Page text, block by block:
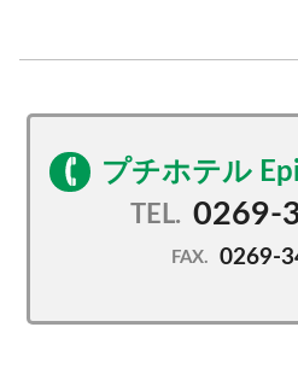
プチホテル Epi
TEL. 0269-
FAX. 0269-